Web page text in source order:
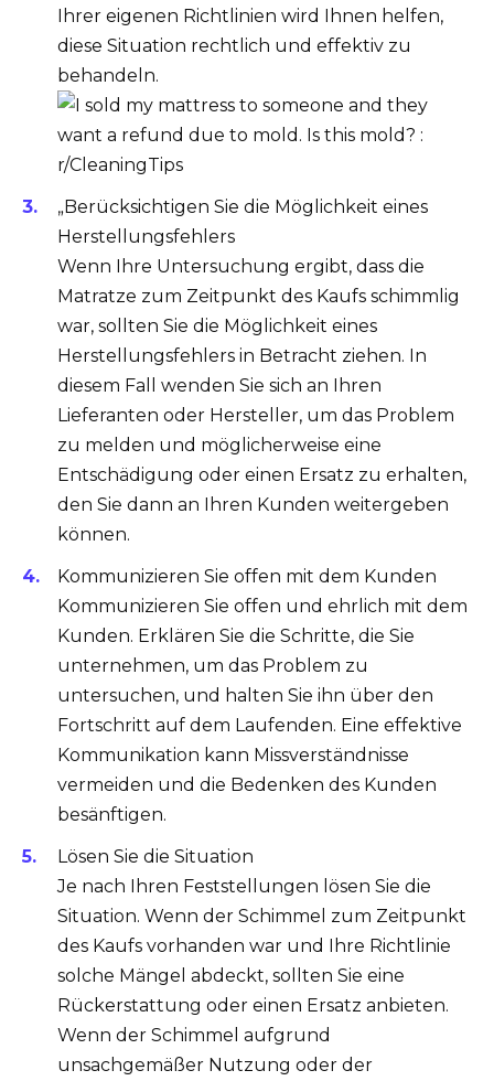
Ihrer eigenen Richtlinien wird Ihnen helfen,
diese Situation rechtlich und effektiv zu
behandeln.
„Berücksichtigen Sie die Möglichkeit eines
Herstellungsfehlers
Wenn Ihre Untersuchung ergibt, dass die
Matratze zum Zeitpunkt des Kaufs schimmlig
war, sollten Sie die Möglichkeit eines
Herstellungsfehlers in Betracht ziehen. In
diesem Fall wenden Sie sich an Ihren
Lieferanten oder Hersteller, um das Problem
zu melden und möglicherweise eine
Entschädigung oder einen Ersatz zu erhalten,
den Sie dann an Ihren Kunden weitergeben
können.
Kommunizieren Sie offen mit dem Kunden
Kommunizieren Sie offen und ehrlich mit dem
Kunden. Erklären Sie die Schritte, die Sie
unternehmen, um das Problem zu
untersuchen, und halten Sie ihn über den
Fortschritt auf dem Laufenden. Eine effektive
Kommunikation kann Missverständnisse
vermeiden und die Bedenken des Kunden
besänftigen.
Lösen Sie die Situation
Je nach Ihren Feststellungen lösen Sie die
Situation. Wenn der Schimmel zum Zeitpunkt
des Kaufs vorhanden war und Ihre Richtlinie
solche Mängel abdeckt, sollten Sie eine
Rückerstattung oder einen Ersatz anbieten.
Wenn der Schimmel aufgrund
unsachgemäßer Nutzung oder der